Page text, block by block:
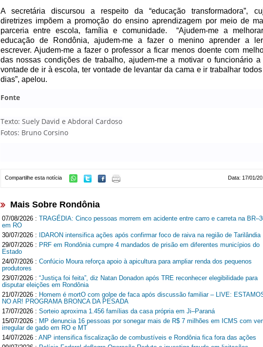
A secretária discursou a respeito da “educação transformadora”,
diretrizes impõem a promoção do ensino aprendizagem por meio de
parceria entre escola, família e comunidade. “Ajudem-me a
educação de Rondônia, ajudem-me a fazer o menino aprender a
escrever. Ajudem-me a fazer o professor a ficar menos doente com
das nossas condições de trabalho, ajudem-me a motivar o funcionário a
vontade de ir à escola, ter vontade de levantar da cama e ir trabalhar
dias”, apelou.
Fonte
Texto: Suely David e Abdoral Cardoso
Fotos: Bruno Corsino
Data: 17/01/
Compartilhe esta notícia
Mais Sobre Rondônia
07/08/2026 : TRAGÉDIA: Cinco pessoas morrem em acidente entre carro e carreta na
em RO
30/07/2026 :
IDARON intensifica ações após confirmar foco de raiva na região de Tarilândia
29/07/2026 : PRF em Rondônia cumpre 4 mandados de prisão em diferentes municípios do
Estado
24/07/2026 : Confúcio Moura reforça apoio à apicultura para ampliar renda dos pequenos
produtores
23/07/2026 : “Justiça foi feita”, diz Natan Donadon após TRE reconhecer elegibilidade para
disputar eleições em Rondônia
21/07/2026 : Homem é mortO com golpe de faca após discussão familiar – LIVE:
NO AR! PROGRAMA BRONCA DA PESADA
17/07/2026 : Sorteio aproxima 1.456 famílias da casa própria em Ji–Paraná
15/07/2026 : MP denuncia 16 pessoas por sonegar mais de R$ 7 milhões em ICMS com
irregular de gado em RO e MT
14/07/2026 : ANP intensifica fiscalização de combustíveis e Rondônia fica fora das ações